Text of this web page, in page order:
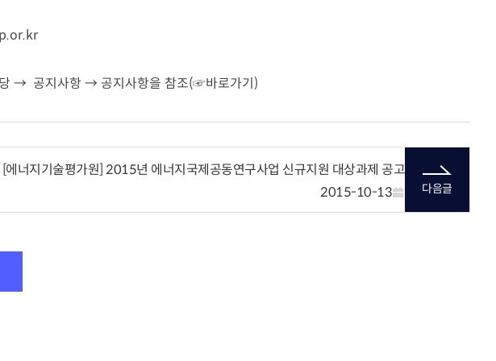
→ 공지사항 → 공지사항을 참조(☞바로가기)
[에너지기술평가원] 2015년 에너지국제공동연구사업 신규지원 대상과제 공고
2015-10-13
다음글